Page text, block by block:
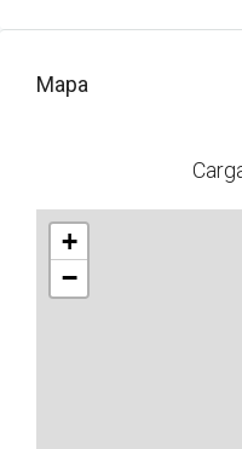
Mapa
+
−